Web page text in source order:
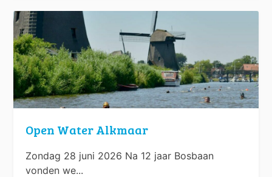
Open Water Alkmaar
Zondag 28 juni 2026 Na 12 jaar Bosbaan
vonden we...